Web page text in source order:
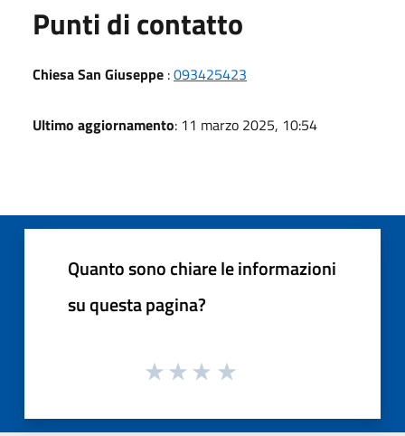
Punti di contatto
Chiesa San Giuseppe :093425423
Ultimo aggiornamento: 11 marzo 2025, 10:54
Quanto sono chiare le informazioni
su questa pagina?